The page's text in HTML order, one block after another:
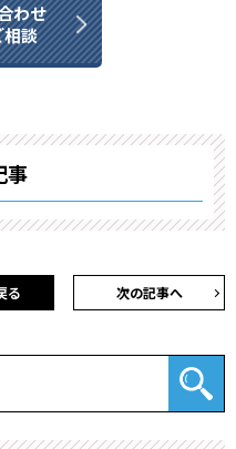
わせ
談
事
次の記事へ
る